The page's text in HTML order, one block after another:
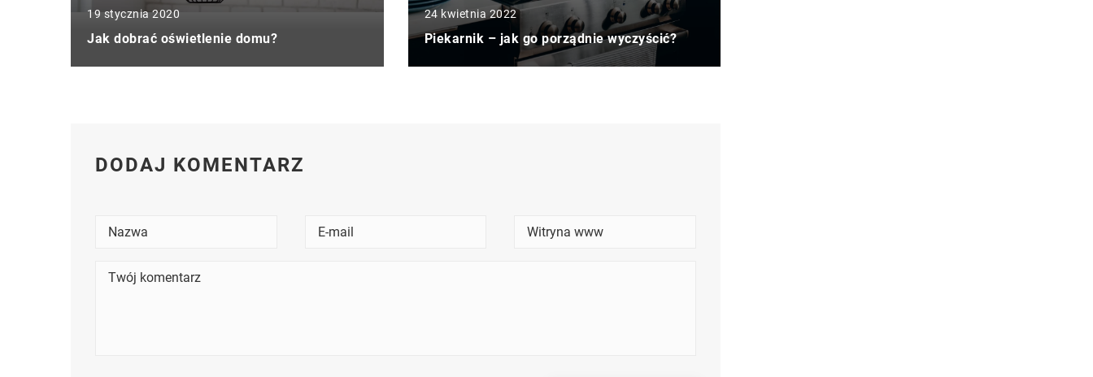
19 stycznia 2020
Jak dobrać oświetlenie domu?
24 kwietnia 2022
Piekarnik – jak go porządnie wyczyścić?
DODAJ KOMENTARZ